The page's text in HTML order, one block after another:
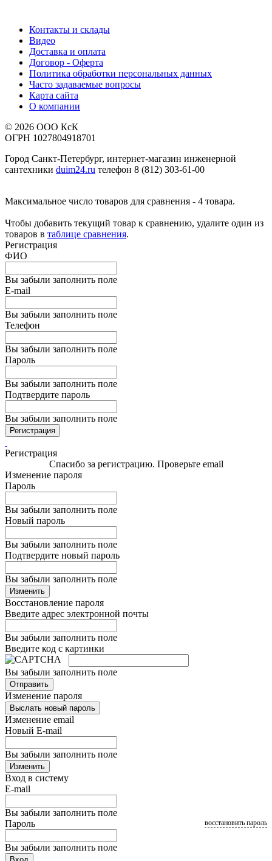
Контакты и склады
Видео
Доставка и оплата
Договор - Оферта
Политика обработки персональных данных
Часто задаваемые вопросы
Карта сайта
О компании
© 2026 ООО КсК
ОГРН 1027804918701
Город Санкт-Петербург, интернет-магазин инженерной
сантехники duim24.ru телефон 8 (812) 303-61-00
Максимальное число товаров для сравнения - 4 товара.
Чтобы добавить текущий товар к сравнению, удалите один из
товаров в таблице сравнения.
Регистрация
ФИО
Вы забыли заполнить поле
E-mail
Вы забыли заполнить поле
Телефон
Вы забыли заполнить поле
Пароль
Вы забыли заполнить поле
Подтвердите пароль
Вы забыли заполнить поле
Регистрация
Регистрация
Спасибо за регистрацию. Проверьте email
Изменение пароля
Пароль
Вы забыли заполнить поле
Новый пароль
Вы забыли заполнить поле
Подтвердите новый пароль
Вы забыли заполнить поле
Изменить
Восстановление пароля
Введите адрес электронной почты
Вы забыли заполнить поле
Введите код с картинки
Вы забыли заполнить поле
Отправить
Изменение пароля
Выслать новый пароль
Изменение email
Новый E-mail
Вы забыли заполнить поле
Изменить
Вход в систему
E-mail
Вы забыли заполнить поле
Пароль
Вы забыли заполнить поле
восстановить пароль